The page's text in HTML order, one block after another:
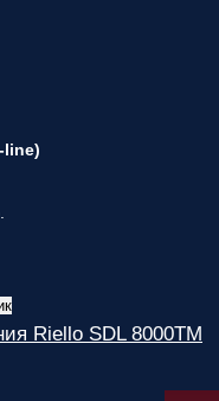
line)
Riello SDL 8000TM